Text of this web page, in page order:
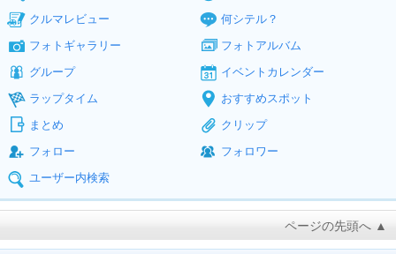
クルマレビュー
何シテル？
フォトギャラリー
フォトアルバム
グループ
イベントカレンダー
ラップタイム
おすすめスポット
まとめ
クリップ
フォロー
フォロワー
ユーザー内検索
ページの先頭へ ▲